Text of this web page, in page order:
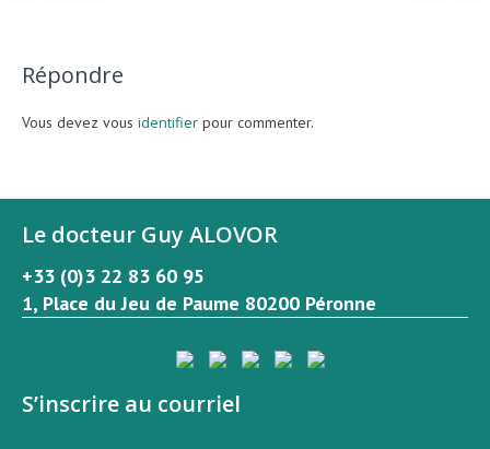
Répondre
Vous devez vous identifier pour commenter.
Le docteur Guy ALOVOR
+33 (0)3 22 83 60 95
1, Place du Jeu de Paume 80200 Péronne
S’inscrire au courriel